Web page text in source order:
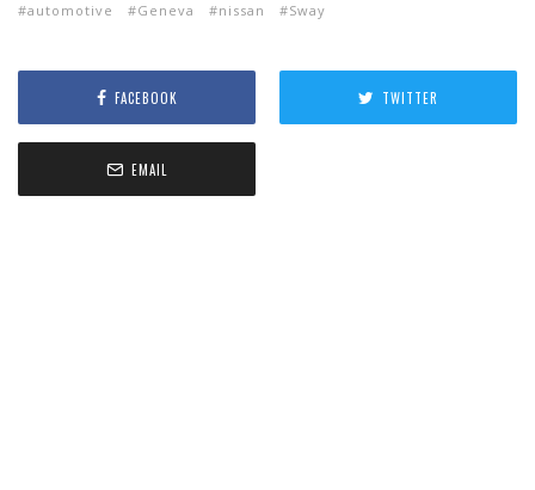
automotive Geneva nissan Sway
FACEBOOK TWITTER
EMAIL